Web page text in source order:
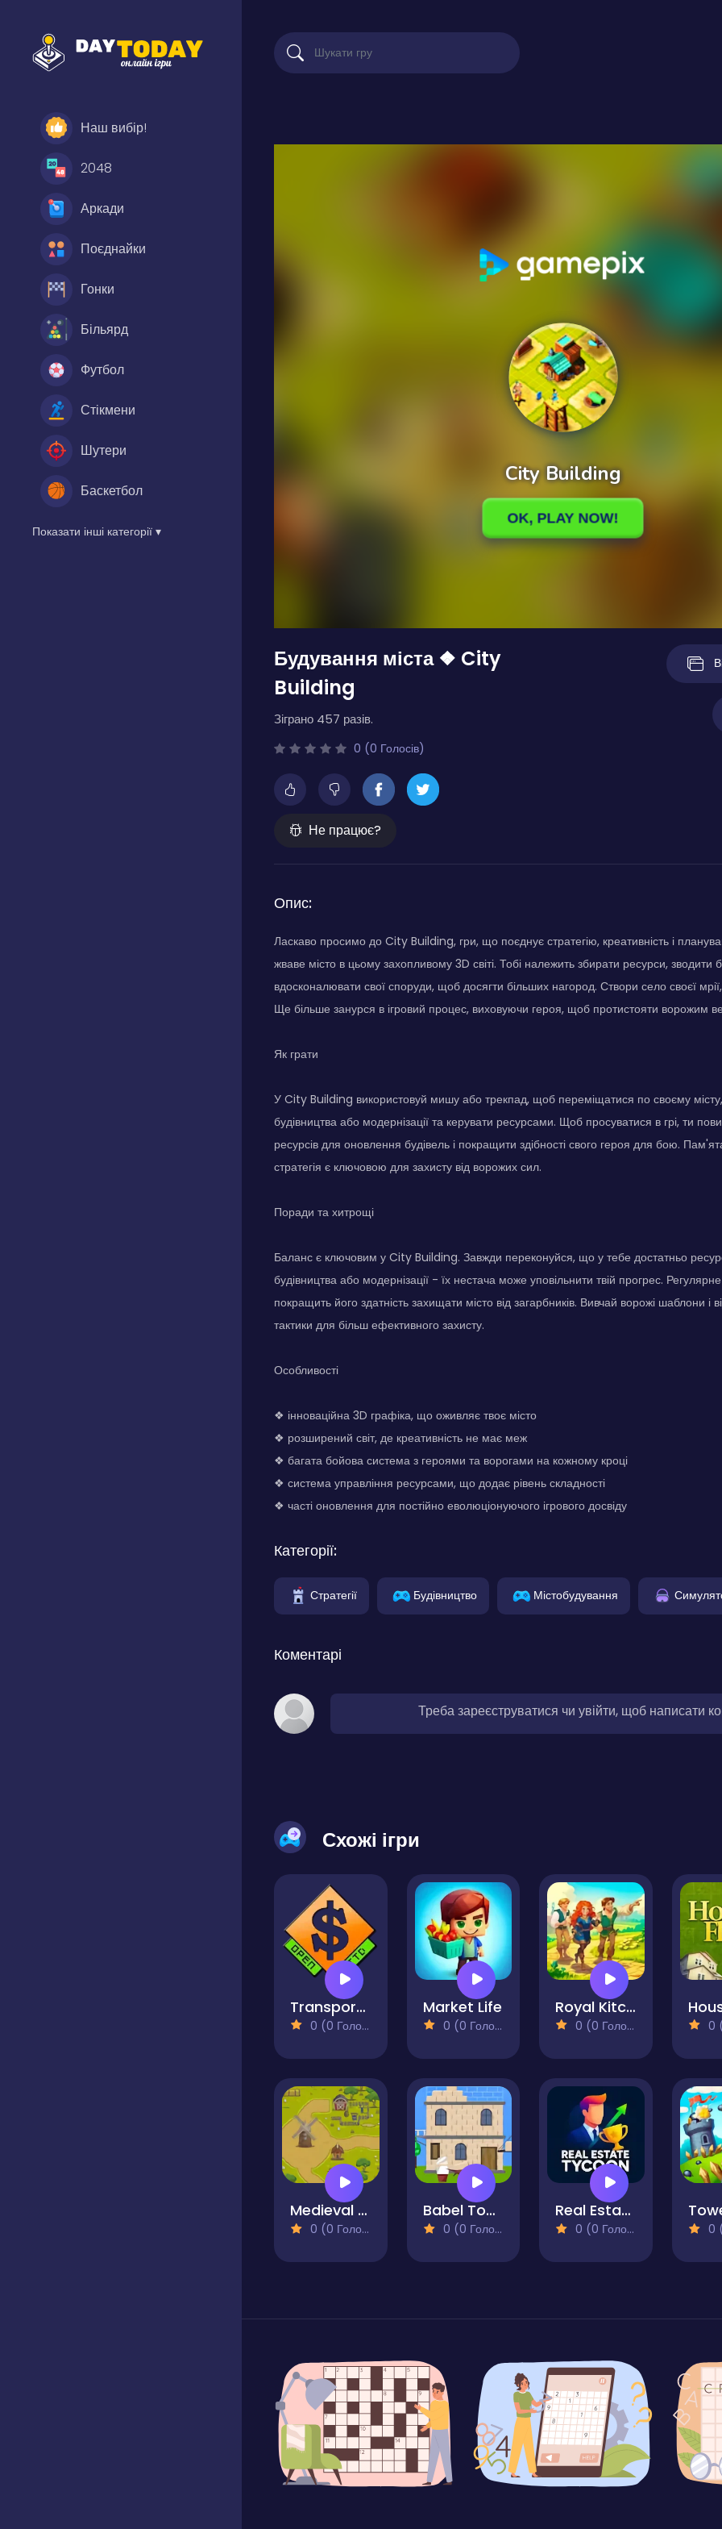
Наш вибір!
2048
Аркади
Поєднайки
Гонки
Більярд
Футбол
Стікмени
Шутери
Баскетбол
Показати інші категорії ▾
Будування міста ❖ City
Building
Зіграно 457 разів.
0 (0 Голосів)
Не працює?
Опис:
Ласкаво просимо до City Building, гри, що поєднує стратегію, креативність і
жваве місто в цьому захопливому 3D світі. Тобі належить збирати ресурси, зводити
вдосконалювати свої споруди, щоб досягти більших нагород. Створи село своєї
Ще більше занурся в ігровий процес, виховуючи героя, щоб протистояти ворожим
Як грати
У City Building використовуй мишу або трекпад, щоб переміщатися по своєму місту,
будівництва або модернізації та керувати ресурсами. Щоб просуватися в грі, ти
ресурсів для оновлення будівель і покращити здібності свого героя для бою.
стратегія є ключовою для захисту від ворожих сил.
Поради та хитрощі
Баланс є ключовим у City Building. Завжди переконуйся, що у тебе достатньо
будівництва або модернізації - їх нестача може уповільнити твій прогрес.
покращить його здатність захищати місто від загарбників. Вивчай ворожі шаблони і
тактики для більш ефективного захисту.
Особливості
❖ інноваційна 3D графіка, що оживляє твоє місто
❖ розширений світ, де креативність не має меж
❖ багата бойова система з героями та ворогами на кожному кроці
❖ система управління ресурсами, що додає рівень складності
❖ часті оновлення для постійно еволюціонуючого ігрового досвіду
Категорії:
Стратегії Будівництво Містобудування
Коментарі
Треба зареєструватися чи увійти, щоб написати
Схожі ігри
Transport Tycoon Deluxe - Open TTD
0 (0 Голосів)
Market Life
0 (0 Голосів)
Royal Kitchen
0 (0 Голосів) 0
Medieval Farms
0 (0 Голосів)
Babel Tower
0 (0 Голосів)
Real Estate Tycoon
0 (0 Голосів) 0